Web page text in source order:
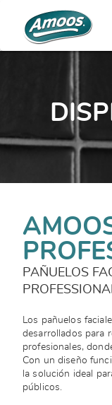
PAÑUELOS
Los pañuelos
desarrollados para
profesionales,
Con un diseño
la solución ideal
públicos.